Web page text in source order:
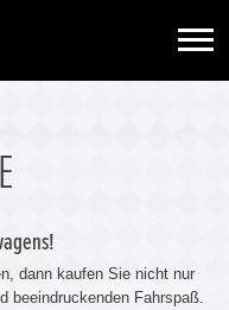
dann kaufen Sie nicht nur
beeindruckenden Fahrspaß.